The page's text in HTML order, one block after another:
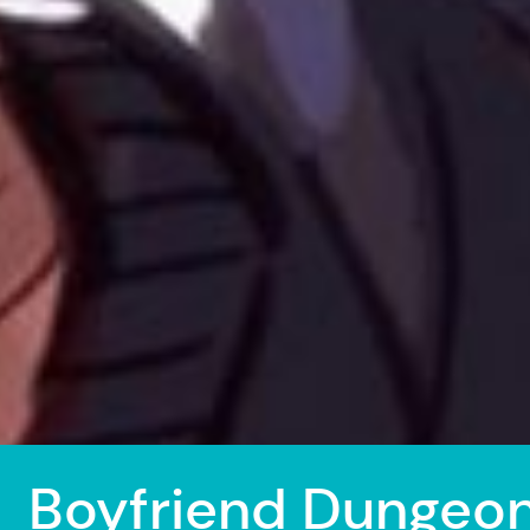
Boyfriend